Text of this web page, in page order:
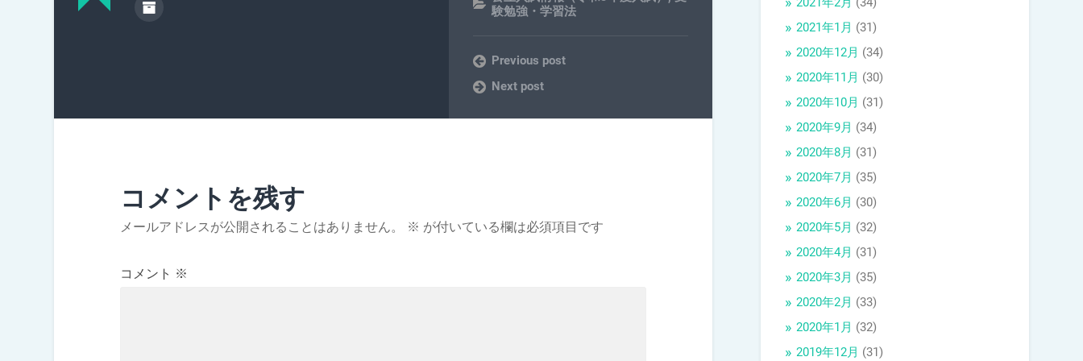
験勉強・学習法
Previous post
Next post
コメントを残す
メールアドレスが公開されることはありません。 ※ が付いている欄は必須項目です
コメント ※
2021年1月 (31)
2020年12月 (34)
2020年11月 (30)
2020年10月 (31)
2020年9月 (34)
2020年8月 (31)
2020年7月 (35)
2020年6月 (30)
2020年5月 (32)
2020年4月 (31)
2020年3月 (35)
2020年2月 (33)
2020年1月 (32)
2019年12月 (31)